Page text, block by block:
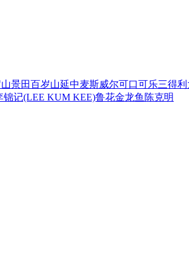
景田百岁山延中麦斯威尔可口可乐三得利
锦记(LEE KUM KEE)鲁花金龙鱼 陈克明